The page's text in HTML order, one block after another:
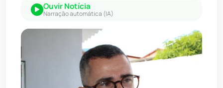
Ouvir Notícia
Narração automática (IA)